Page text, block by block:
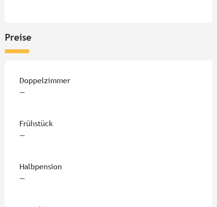
Preise
Doppelzimmer
—
Frühstück
—
Halbpension
—